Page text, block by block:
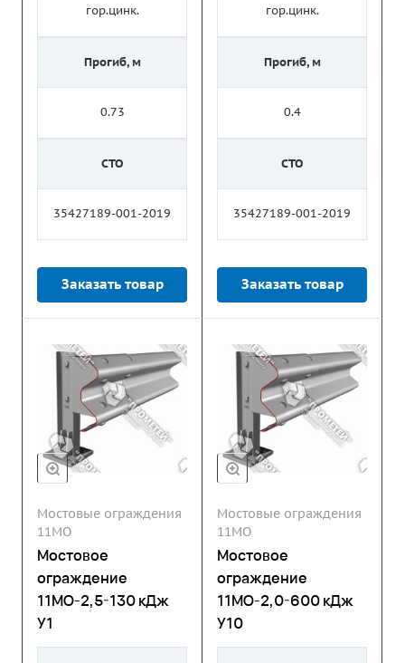
гор.цинк.
Прогиб, м
0.73
СТО
35427189-001-2019
Заказать товар
гор.цинк.
Прогиб, м
0.4
СТО
35427189-001-2019
Заказать товар
Мостовые ограждения
11МО
Мостовое
ограждение
11МО-2,5-130 кДж
У1
Мостовые ограждения
11МО
Мостовое
ограждение
11МО-2,0-600 кДж
У10